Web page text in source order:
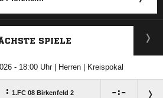
ANZEIGE
SPIELE
- 18:00 Uhr | Herren | Kreispokal
: 1.FC 08 Birkenfeld 2 :